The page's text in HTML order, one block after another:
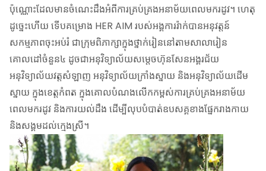
ប៉ុណ្ណោះដែលមានចំណេះដឹងអំពីការគ្រប់គ្រងអនាម័យពេលមករដូវ។ ហេតុ
ដូច្នេះហើយ ទើបគម្រោង HER AIM របស់អង្គការរ៉ាក់បានអនុវត្តន៍
សកម្មភាពចុះអប់រំ ជាក្រុមពិភាក្សាក្នុងថ្នាក់រៀននៅតាមសាលារៀន
គោលដៅចំនួន៤ ដូចជាអនុវិទ្យាល័យសម្តេចហ៊ុនសែនអង្គរជ័យ
អនុវិទ្យាល័យវត្តសំឡាញ អនុវិទ្យាល័យក្រាំងស្នាយ និងអនុវិទ្យាល័យដើម
ស្នាយ ក្នុងខេត្តកំពត ក្នុងគោលបំណងលើកកម្ពស់ការគ្រប់គ្រងអនាម័យ
ពេលមករដូវ និងការយល់ដឹង ដើម្បីលុបបំបាត់ឧបសគ្គខាងផ្នែករាងកាយ
និងសង្គមដល់ក្មេងស្រី។